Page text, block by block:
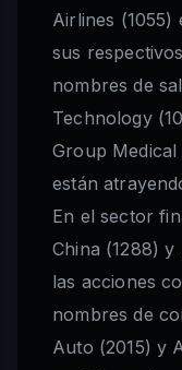
Airlines
sus
nombres de
Technology
Group
están
En el sector
China (1288)
las acciones
nombres de
Auto (2015) y